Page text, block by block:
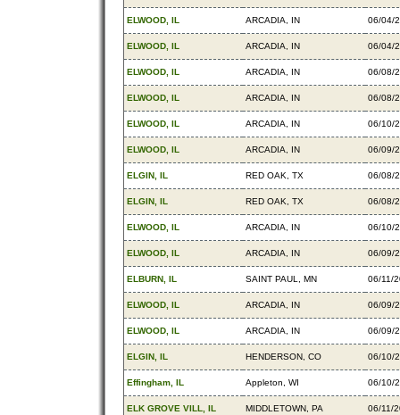
ELWOOD, IL ARCADIA, IN 06/04/
ELWOOD, IL ARCADIA, IN 06/04/
ELWOOD, IL ARCADIA, IN 06/08/
ELWOOD, IL ARCADIA, IN 06/08/
ELWOOD, IL ARCADIA, IN 06/10/
ELWOOD, IL ARCADIA, IN 06/09/
ELGIN, IL RED OAK, TX 06/08/
ELGIN, IL RED OAK, TX 06/08/
ELWOOD, IL ARCADIA, IN 06/10/
ELWOOD, IL ARCADIA, IN 06/09/
ELBURN, IL SAINT PAUL, MN 06/11/
ELWOOD, IL ARCADIA, IN 06/09/
ELWOOD, IL ARCADIA, IN 06/09/
ELGIN, IL HENDERSON, CO 06/10/
Effingham, IL Appleton, WI 06/10/
ELK GROVE VILL, IL MIDDLETOWN, PA 06/11/